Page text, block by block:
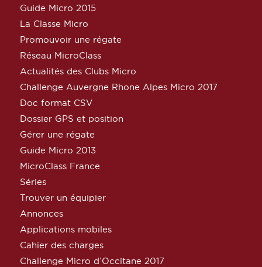
Guide Micro 2015
La Classe Micro
Promouvoir une régate
Réseau MicroClass
Actualités des Clubs Micro
Challenge Auvergne Rhone Alpes Micro 2017
Doc format CSV
Dossier GPS et position
Gérer une régate
Guide Micro 2013
MicroClass France
Séries
Trouver un équipier
Annonces
Applications mobiles
Cahier des charges
Challenge Micro d’Occitane 2017